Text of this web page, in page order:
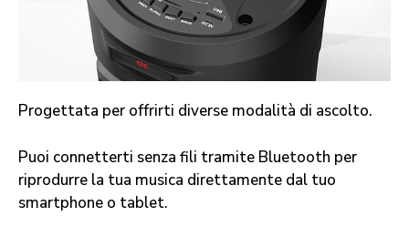
Progettata per offrirti diverse modalità di ascolto.
Puoi connetterti senza fili tramite Bluetooth per
riprodurre la tua musica direttamente dal tuo
smartphone o tablet.